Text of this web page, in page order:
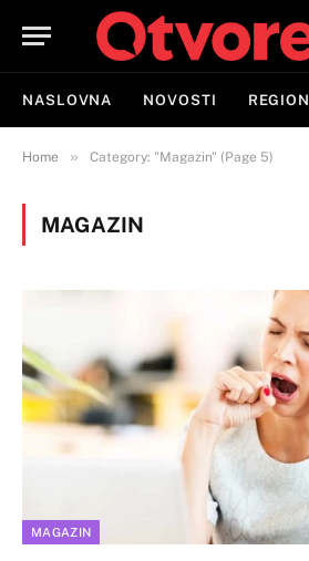
NASLOVNA NOVOSTI REGION
Home » Category: "Magazin" (Page 5)
MAGAZIN
MAGAZIN